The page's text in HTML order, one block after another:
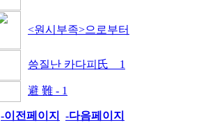
<원시부족>으로부터
씅질난 카다피氏 _ 1
避 難 - 1
-이전페이지
-다음페이지